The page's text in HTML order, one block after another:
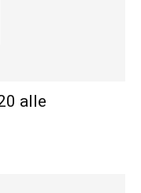
alle